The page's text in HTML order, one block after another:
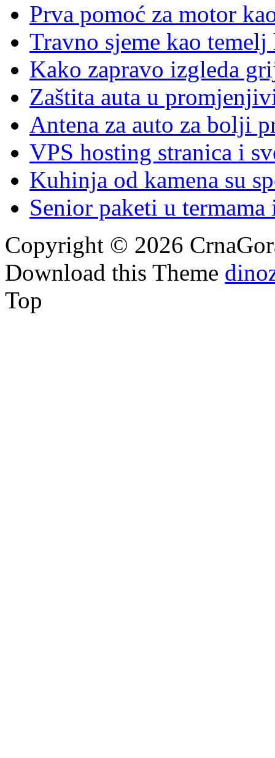
Prva pomoć za motor
Travno sjeme kao
Kako zapravo izgleda
Zaštita auta u
Antena za auto za bolji
VPS hosting stranica i
Kuhinja od kamena su
Senior paketi u
Copyright © 2026
Download this Theme
Top